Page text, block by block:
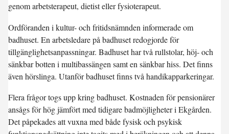
genom arbetsterapeut, dietist eller fysioterapeut.
Ordföranden i kultur- och fritidsnämnden informerade om
badhuset. En arbetsledare på badhuset redogjorde för
tillgänglighetsanpassningar. Badhuset har två rullstolar, höj- och
sänkbar botten i multibassängen samt en sänkbar hiss. Det finns
även hörslinga. Utanför badhuset finns två handikapparkeringar.
Flera frågor togs upp kring badhuset. Kostnaden för pensionärer
ansågs för hög jämfört med tidigare badmöjligheter i Ekgården.
Det påpekades att vuxna med både fysisk och psykisk